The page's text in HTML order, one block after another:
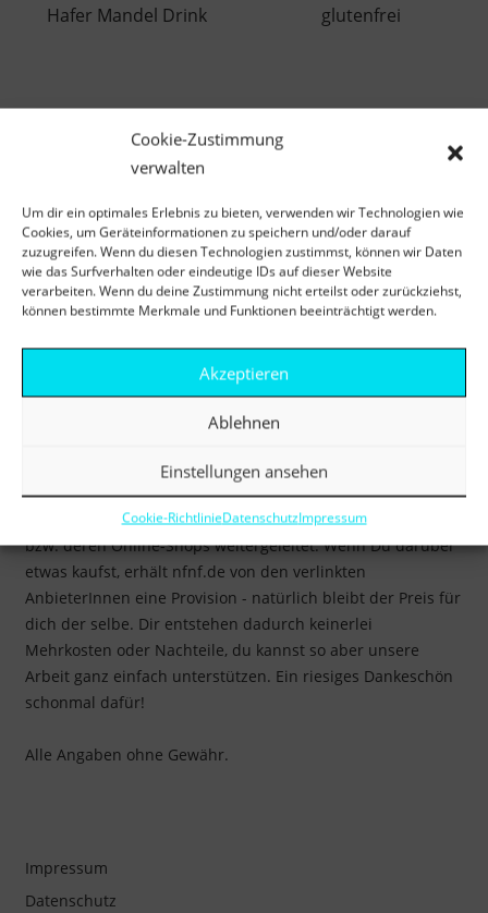
Cookie-Zustimmung
verwalten
Um dir ein optimales Erlebnis zu bieten, verwenden wir Technologien wie
Cookies, um Geräteinformationen zu speichern und/oder darauf
zuzugreifen. Wenn du diesen Technologien zustimmst, können wir Daten
wie das Surfverhalten oder eindeutige IDs auf dieser Website
verarbeiten. Wenn du deine Zustimmung nicht erteilst oder zurückziehst,
können bestimmte Merkmale und Funktionen beeinträchtigt werden.
Akzeptieren
Ablehnen
Einstellungen ansehen
Cookie-RichtlinieDatenschutzImpressum
ROSSMANN ENERBIO
HAFER MANDEL DRINK
ZUM PRODUKT
VOELKEL HAFER
MANDEL GLUTENFREI
ZUM PRODUKT
Mit Sternchen (*) gekennzeichnete Links sind Affiliate-Links.
Über die Links wirst Du zu den entsprechenden Verkäufern
bzw. deren Online-Shops weitergeleitet. Wenn Du darüber
etwas kaufst, erhält nfnf.de von den verlinkten
AnbieterInnen eine Provision - natürlich bleibt der Preis für
dich der selbe. Dir entstehen dadurch keinerlei
Mehrkosten oder Nachteile, du kannst so aber unsere
Arbeit ganz einfach unterstützen. Ein riesiges Dankeschön
schonmal dafür!
Alle Angaben ohne Gewähr.
Impressum
Datenschutz